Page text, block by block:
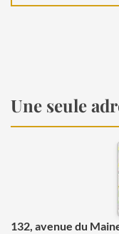
Une seule
132, avenue du